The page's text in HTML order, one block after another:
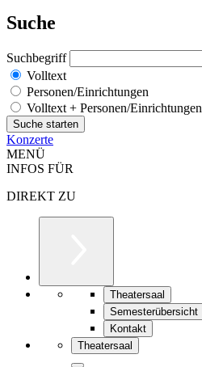
Suche
Suchbegriff
Volltext
Personen/Einrichtungen
Volltext + Personen/Einrichtungen
Konzerte
MENÜ
INFOS FÜR
DIREKT ZU
Theatersaal
Semesterübersicht
Kontakt
Theatersaal